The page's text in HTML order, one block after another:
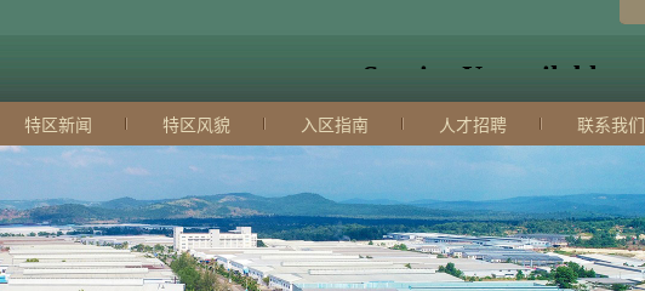
特区新闻 特区风貌 入区指南 人才招聘 联系我们